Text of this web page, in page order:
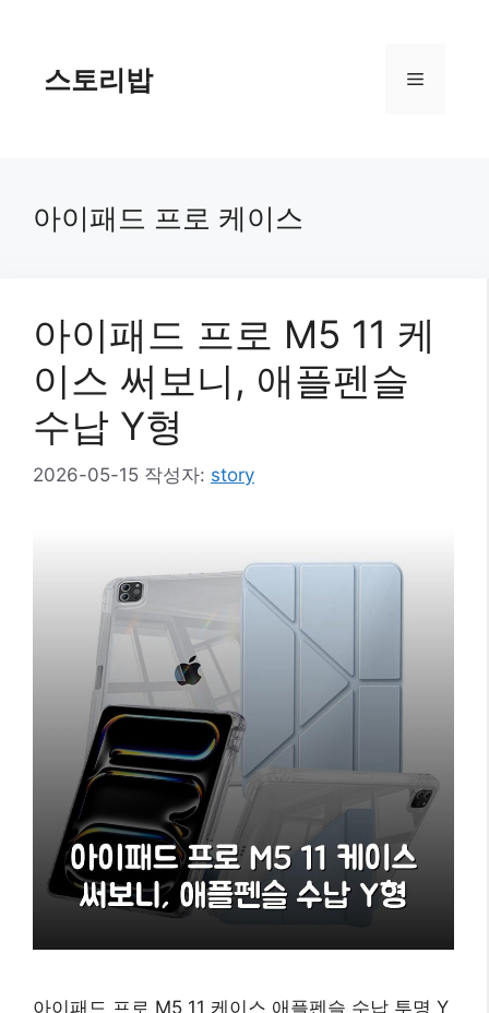
스토리밥 메
아이패드 프로 케이스
아이패드 프로 M5 11 케
이스 써보니, 애플펜슬
수납 Y형
2026-05-15 작성자: story
아이패드 프로 M5 11 케이스 애플펜슬 수납 투명 Y